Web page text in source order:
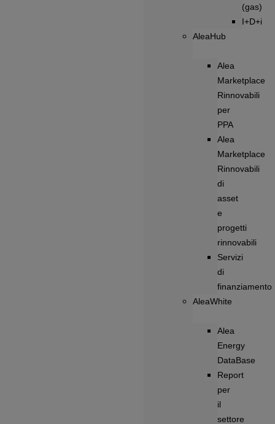
(gas)
I+D+i
AleaHub
Alea
Marketplace
Rinnovabili
per
PPA
Alea
Marketplace
Rinnovabili
di
asset
e
progetti
rinnovabili
Servizi
di
finanziamento
AleaWhite
Alea
Energy
DataBase
Report
per
il
settore